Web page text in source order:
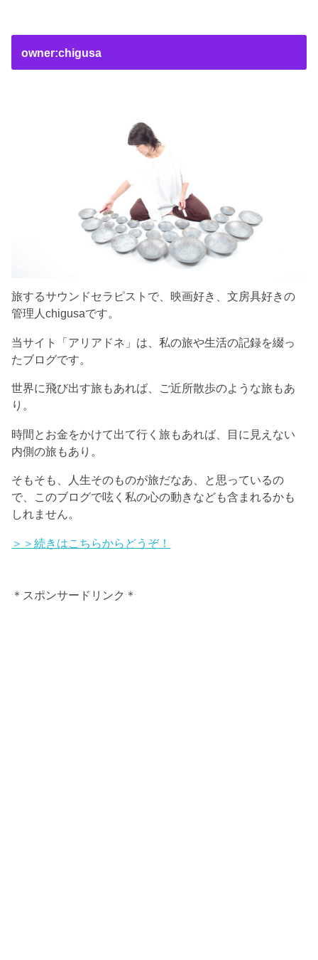
owner:chigusa
旅するサウンドセラピストで、映画好き、文房具好きの
管理人chigusaです。
当サイト「アリアドネ」は、私の旅や生活の記録を綴っ
たブログです。
世界に飛び出す旅もあれば、ご近所散歩のような旅もあ
り。
時間とお金をかけて出て行く旅もあれば、目に見えない
内側の旅もあり。
そもそも、人生そのものが旅だなあ、と思っているの
で、このブログで呟く私の心の動きなども含まれるかも
しれません。
＞＞続きはこちらからどうぞ！
＊スポンサードリンク＊